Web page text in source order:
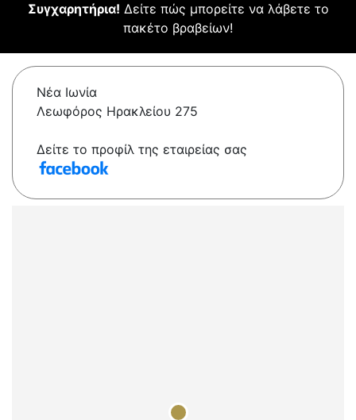
Συγχαρητήρια! Δείτε πώς μπορείτε να λάβετε το
πακέτο βραβείων!
Νέα Ιωνία
Λεωφόρος Ηρακλείου 275
Δείτε το προφίλ της εταιρείας σας